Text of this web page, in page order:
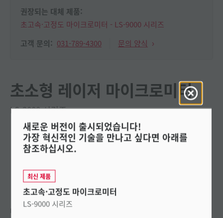
권장되는 대체 제품:
초고속·고정도 마이크로미터 - LS-9000 시리즈
고객 문의: 031-789-4300 문의 양식
초소형 레이저 마이크로미터
LS-3000 시리즈
대경 측정도 가능한 레이저 스캔 방식의 외경 측정기
새로운 버전이 출시되었습니다!
가장 혁신적인 기술을 만나고 싶다면 아래를
참조하십시오.
최신 제품
초고속·고정도 마이크로미터
LS-9000 시리즈